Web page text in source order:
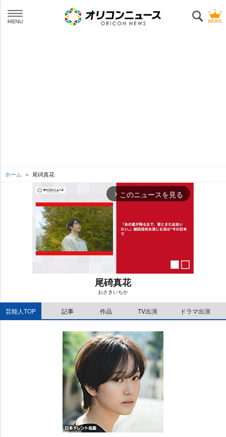
ホーム 尾碕真花
arrow_forward_ios このニュースを見る
M
t
e
尾碕真花
おさきいちか
芸能人TOP 記事 作品 TV出演 ドラマ出演